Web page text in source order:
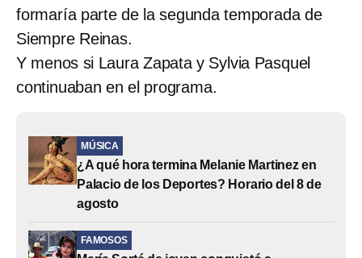
formaría parte de la segunda temporada de
Siempre Reinas.
Y menos si Laura Zapata y Sylvia Pasquel
continuaban en el programa.
MÚSICA
¿A qué hora termina Melanie Martinez en
Palacio de los Deportes? Horario del 8 de
agosto
FAMOSOS